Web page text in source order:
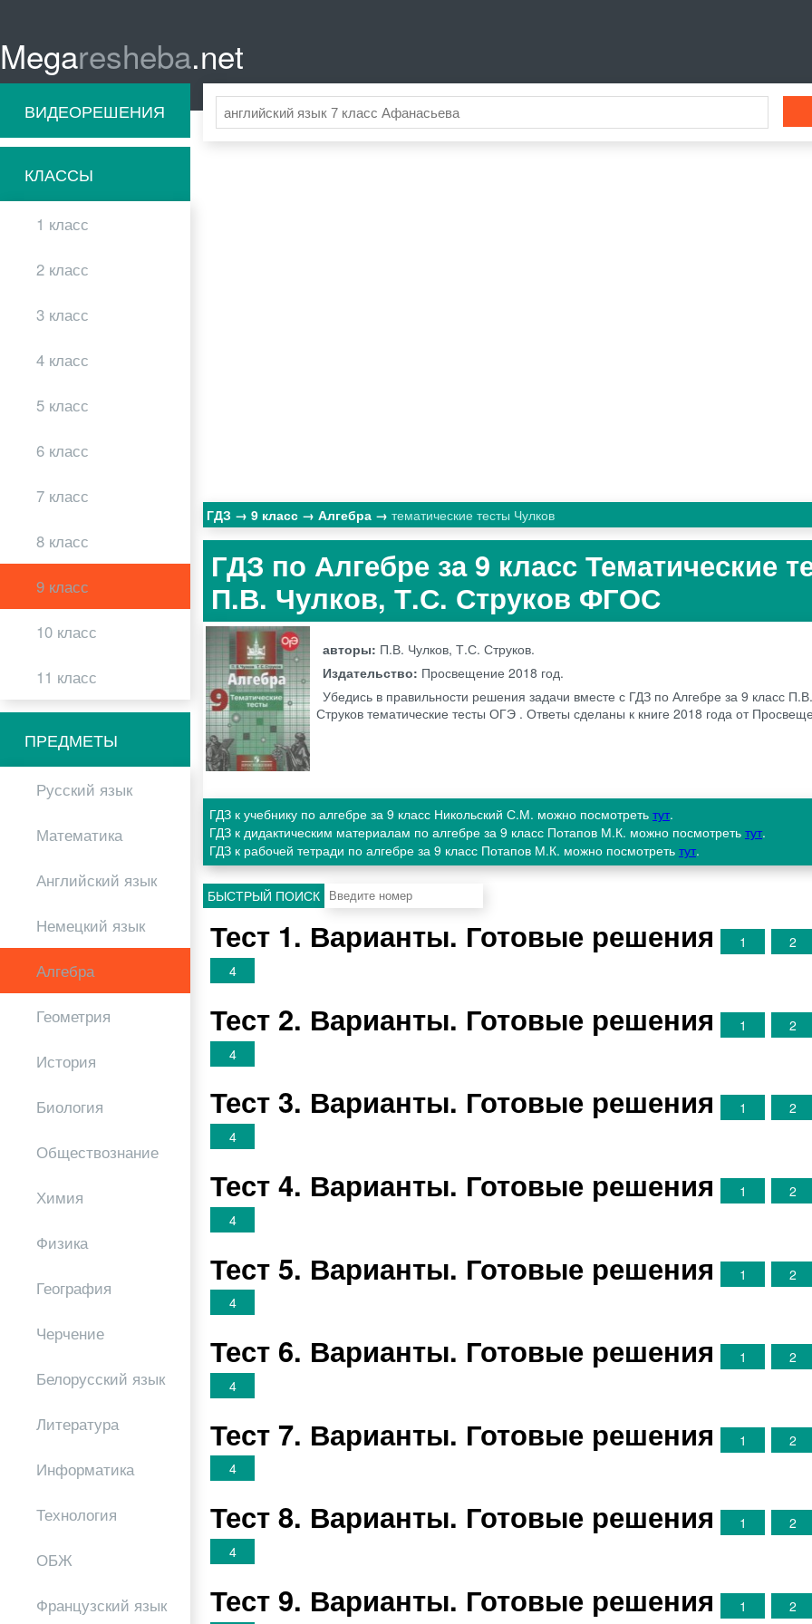
Megaresheba.net
ВИДЕОРЕШЕНИЯ
КЛАССЫ
1 класс
2 класс
3 класс
4 класс
5 класс
6 класс
7 класс
8 класс
9 класс
10 класс
11 класс
ПРЕДМЕТЫ
Русский язык
Математика
Английский язык
Немецкий язык
Алгебра
Геометрия
История
Биология
Обществознание
Химия
Физика
География
Черчение
Белорусский язык
Литература
Информатика
Технология
ОБЖ
Французский язык
ГДЗ 9 класс Алгебра тематические тесты Чулков
ГДЗ по Алгебре за 9 класс Тематические
П.В. Чулков, Т.С. Струков ФГОС
авторы: П.В. Чулков, Т.С. Струков.
Издательство: Просвещение 2018 год.
Убедись в правильности решения задачи вместе с ГДЗ по Алгебре за 9 класс
Струков тематические тесты ОГЭ . Ответы сделаны к книге 2018 года от
ГДЗ к учебнику по алгебре за 9 класс Никольский С.М. можно посмотреть тут.
ГДЗ к дидактическим материалам по алгебре за 9 класс Потапов М.К. можно посмотреть тут.
ГДЗ к рабочей тетради по алгебре за 9 класс Потапов М.К. можно посмотреть тут.
БЫСТРЫЙ ПОИСК
Тест 1. Варианты. Готовые решения 1 2
4
Тест 2. Варианты. Готовые решения 1 2
4
Тест 3. Варианты. Готовые решения 1 2
4
Тест 4. Варианты. Готовые решения 1 2
4
Тест 5. Варианты. Готовые решения 1 2
4
Тест 6. Варианты. Готовые решения 1 2
4
Тест 7. Варианты. Готовые решения 1 2
4
Тест 8. Варианты. Готовые решения 1 2
4
Тест 9. Варианты. Готовые решения 1 2